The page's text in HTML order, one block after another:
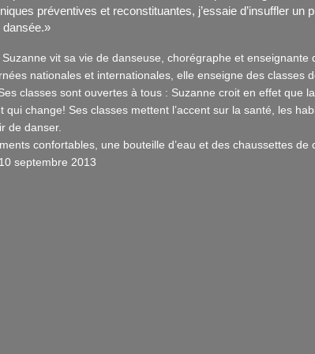
préventives et reconstituantes, j’essaie d’insuffler un
»
vit sa vie de danseuse, chorégraphe et enseignante
nationales et internationales, elle enseigne des classes
classes sont ouvertes à tous : Suzanne croit en effet que
qui change! Ses classes mettent l’accent sur la santé, les
de danser.
confortables, une bouteille d’eau et des chaussettes de
septembre 2013